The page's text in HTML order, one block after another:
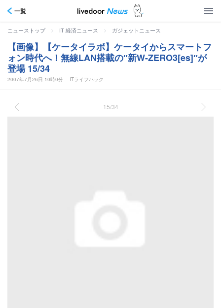
一覧
ニューストップ > IT 経済ニュース > ガジェットニュース
【画像】【ケータイラボ】ケータイからスマートフ
ォン時代へ！無線LAN搭載の″新W-ZERO3[es]″が
登場 15/34
2007年7月26日 10時0分 ITライフハック
15/34